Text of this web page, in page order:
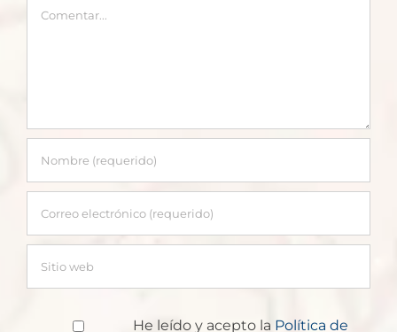
Comentar
He leído y acepto la Política de